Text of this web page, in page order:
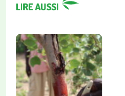
LIRE AUSSI